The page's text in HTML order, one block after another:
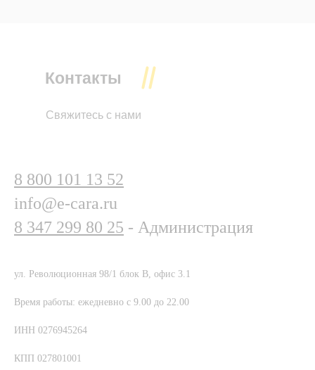
Контакты
Свяжитесь с нами
8 800 101 13 52
info@e-cara.ru
8 347 299 80 25 - Администрация
ул. Революционная 98/1 блок В, офис 3.1
Время работы: ежедневно с 9.00 до 22.00
ИНН 0276945264
КПП 027801001